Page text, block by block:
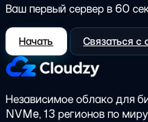
Ваш первый сервер в 60
Начать Связаться с
Независимое облако для
NVMe, 13 регионов по